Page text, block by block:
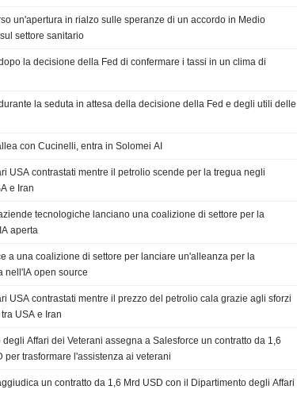
un'apertura in rialzo sulle speranze di un accordo in Medio
settore sanitario
la decisione della Fed di confermare i tassi in un clima di
la seduta in attesa della decisione della Fed e degli utili delle
con Cucinelli, entra in Solomei AI
USA contrastati mentre il petrolio scende per la tregua negli
e Iran
tecnologiche lanciano una coalizione di settore per la
aperta
a una coalizione di settore per lanciare un'alleanza per la
nell'IA open source
USA contrastati mentre il prezzo del petrolio cala grazie agli sforzi
USA e Iran
degli Affari dei Veterani assegna a Salesforce un contratto da 1,6
per trasformare l'assistenza ai veterani
un contratto da 1,6 Mrd USD con il Dipartimento degli Affari